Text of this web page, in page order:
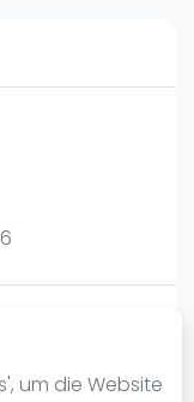
um die Website